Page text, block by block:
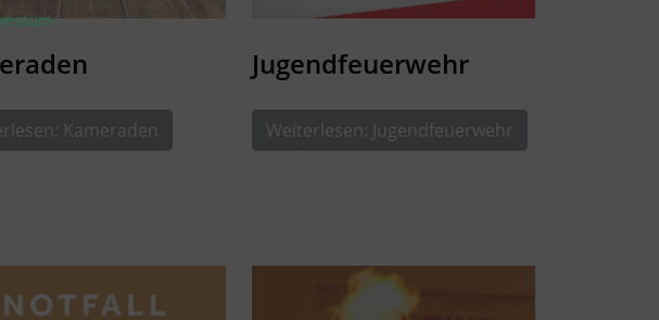
Kameraden
Jugendfeuerwehr
Weiterlesen: Jugendfeuerwehr